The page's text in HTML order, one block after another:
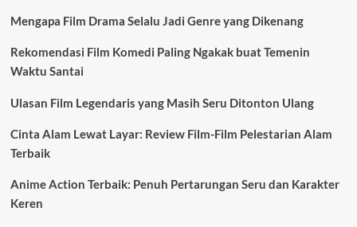
Mengapa Film Drama Selalu Jadi Genre yang Dikenang
Rekomendasi Film Komedi Paling Ngakak buat Temenin
Waktu Santai
Ulasan Film Legendaris yang Masih Seru Ditonton Ulang
Cinta Alam Lewat Layar: Review Film-Film Pelestarian Alam
Terbaik
Anime Action Terbaik: Penuh Pertarungan Seru dan Karakter
Keren